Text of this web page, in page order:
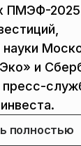
ПМЭФ-
и
полностью